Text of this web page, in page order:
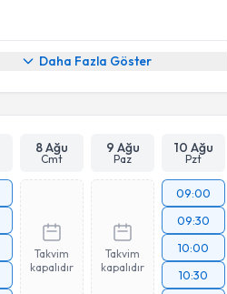
Daha Fazla Göster
8 Ağu
Cmt
9 Ağu
Paz
10 Ağu
Pzt
Takvim
kapalıdır
Takvim
kapalıdır
09:00
09:30
10:00
10:30